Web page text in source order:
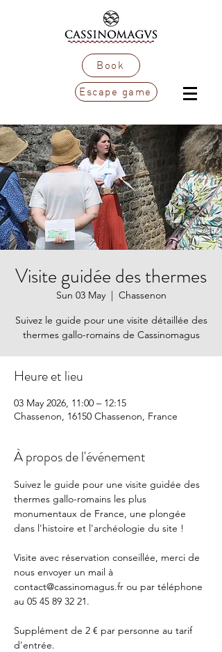
Book
Escape game
Visite guidée des thermes
Sun 03 May
  |
Chassenon
Suivez le guide pour une visite détaillée des
thermes gallo-romains de Cassinomagus
Heure et lieu
03 May 2026, 11:00 – 12:15
Chassenon, 16150 Chassenon, France
À propos de l'événement
Suivez le guide pour une visite guidée des
thermes gallo-romains les plus
monumentaux de France, une plongée
dans l'histoire et l'archéologie du site !
Visite avec réservation conseillée, merci de
nous envoyer un mail à
contact@cassinomagus.fr ou par téléphone
au 05 45 89 32 21.
Supplément de 2 € par personne au tarif
d'entrée.